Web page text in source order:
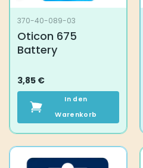
370-40-089-03
Oticon 675
Battery
3,85 €
In den
Warenkorb